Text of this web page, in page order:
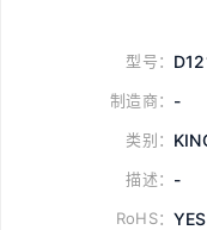
型号：
制造商： -
类别：
描述： -
RoHS： YES